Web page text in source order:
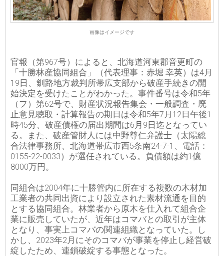
画像はイメージです
官報（第967号）によると、北海道河東郡音更町の
「十勝林産協同組合」（代表理事：赤堀 幸英）は4月
19日、釧路地方裁判所帯広支部から破産手続きの開
始決定を受けたことがわかった。事件番号は令和5年
（フ）第62号で、財産状況報告集会・一般調査・廃
止意見聴取・計算報告の期日は令和5年7月12日午後1
時45分、破産債権の届出期間は6月9日迄となってい
る。また、破産管財人には中野尊仁弁護士（太陽総
合法律事務所、北海道帯広市西5条南24-7-1、電話：
0155-22-0033）が選任されている。負債額は約1億
8000万円。
同組合は2004年に十勝管内に所在する複数の木材加
工業者の共同出資により設立された素材流通を目的
とする協同組合。林業者から原木を仕入れて組合企
業に販売していたが、近年はコマバとの取引が主体
となり、事実上コマバの関連組織となっていた。し
かし、2023年2月にそのコマバが事業を停止し経営破
綻したため、連鎖破綻する事態となった。